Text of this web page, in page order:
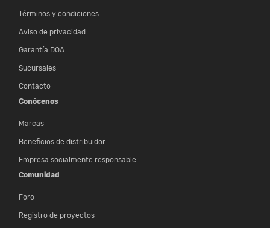
Términos y condiciones
Aviso de privacidad
Garantía DOA
Sucursales
Contacto
Conócenos
Marcas
Beneficios de distribuidor
Empresa socialmente responsable
Comunidad
Foro
Registro de proyectos